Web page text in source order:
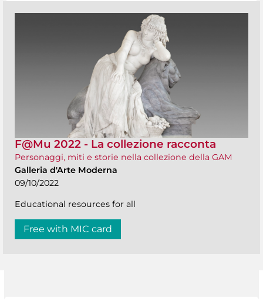
F@Mu 2022 - La collezione racconta
Personaggi, miti e storie nella collezione della GAM
Galleria d'Arte Moderna
09/10/2022
Educational resources for all
Free with MIC card